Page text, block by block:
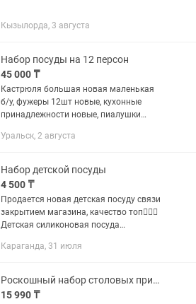
Кызылорда, 3 августа
Набор посуды на 12 персон
45 000 ₸
Кастрюля большая новая маленькая
б/у, фужеры 12шт новые, кухонные
принадлежности новые, пиалушки
12шт, менажница 2шт новые, для
Уральск, 2 августа
Набор детской посуды
4 500 ₸
Продается новая детская посуду связи
закрытием магазина, качество топ👌🏾✨
Детская силиконовая посуда
практичный набор детской посуды в
Караганда, 31 июля
Роскошный набор столовых приборов 36 предметов на 12 персон
15 990 ₸